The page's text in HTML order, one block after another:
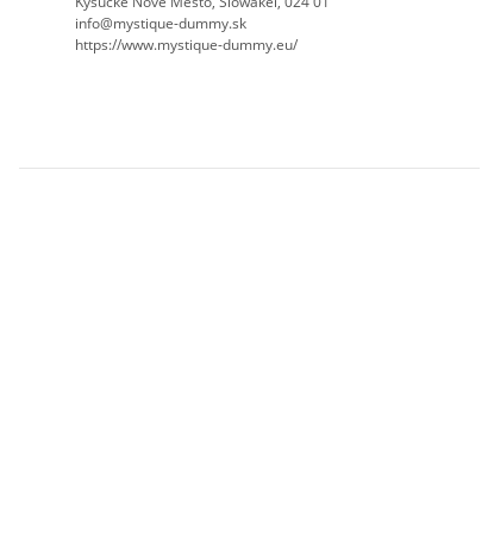
info@mystique-dummy.sk
https://www.mystique-dummy.eu/